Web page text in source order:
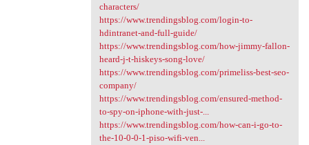
characters/
https://www.trendingsblog.com/login-to-
hdintranet-and-full-guide/
https://www.trendingsblog.com/how-jimmy-fallon-
heard-j-t-hiskeys-song-love/
https://www.trendingsblog.com/primeliss-best-seo-
company/
https://www.trendingsblog.com/ensured-method-
to-spy-on-iphone-with-just-...
https://www.trendingsblog.com/how-can-i-go-to-
the-10-0-0-1-piso-wifi-ven...